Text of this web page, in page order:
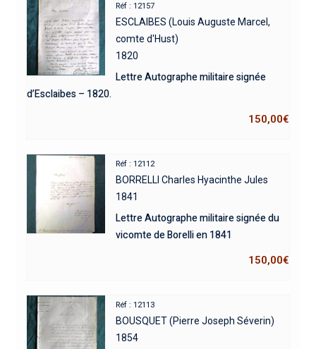
Réf : 12157
ESCLAIBES (Louis Auguste Marcel,
comte d'Hust)
1820
Lettre Autographe militaire signée
d’Esclaibes – 1820.
150,00€
Réf : 12112
BORRELLI Charles Hyacinthe Jules
1841
Lettre Autographe militaire signée du
vicomte de Borelli en 1841
150,00€
Réf : 12113
BOUSQUET (Pierre Joseph Séverin)
1854